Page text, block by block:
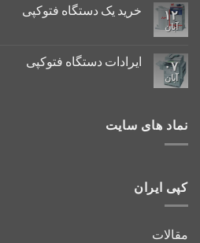
۱۲
آبان
خرید یک دستگاه فتوکپی
۰۷
آبان
ایرادات دستگاه فتوکپی
نماد های سایت
کپی ایران
مقالات